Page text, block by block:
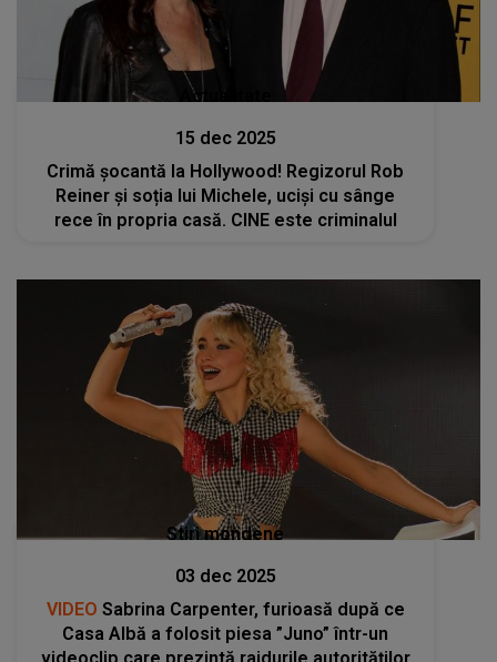
Actualitate
15 dec 2025
Crimă șocantă la Hollywood! Regizorul Rob
Reiner şi soția lui Michele, uciși cu sânge
rece în propria casă. CINE este criminalul
Stiri mondene
03 dec 2025
VIDEO Sabrina Carpenter, furioasă după ce
Casa Albă a folosit piesa ”Juno” într-un